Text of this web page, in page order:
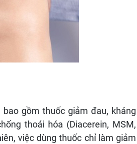
gồm thuốc giảm đau, kháng
thoái hóa (Diacerein, MSM,
việc dùng thuốc chỉ làm giảm